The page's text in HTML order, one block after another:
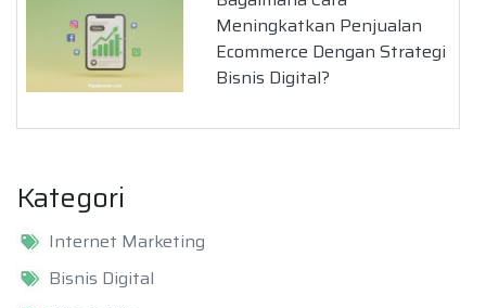
Meningkatkan Penjualan
Ecommerce Dengan Strategi
Bisnis Digital?
Kategori
Internet Marketing
Bisnis Digital